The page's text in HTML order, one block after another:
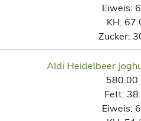
Eiweis:
KH:
Zucker:
Aldi Heidelbeer
580.00
Fett:
Eiweis: